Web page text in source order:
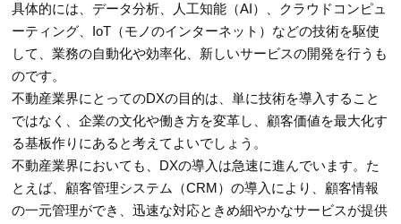
具体的には、データ分析、人工知能（AI）、クラウドコンピュ
ーティング、IoT（モノのインターネット）などの技術を駆使
して、業務の自動化や効率化、新しいサービスの開発を行うも
のです。
不動産業界にとってのDXの目的は、単に技術を導入すること
ではなく、企業の文化や働き方を変革し、顧客価値を最大化す
る基板作りにあると考えてよいでしょう。
不動産業界においても、DXの導入は急速に進んでいます。た
とえば、顧客管理システム（CRM）の導入により、顧客情報
の一元管理ができ、迅速な対応ときめ細やかなサービスが提供